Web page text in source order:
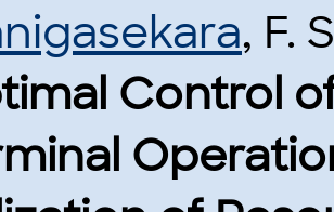
, F.
Control